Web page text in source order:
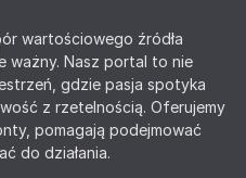
wartościowego źródła
ważny. Nasz portal to nie
gdzie pasja spotyka
z rzetelnością. Oferujemy
pomagają podejmować
do działania.